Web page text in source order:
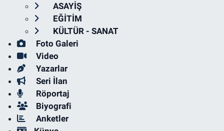
ASAYİŞ
EĞİTİM
KÜLTÜR - SANAT
Foto Galeri
Video
Yazarlar
Seri İlan
Röportaj
Biyografi
Anketler